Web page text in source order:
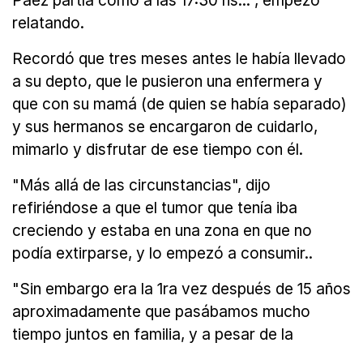
relatando.
Recordó que tres meses antes le había llevado
a su depto, que le pusieron una enfermera y
que con su mamá (de quien se había separado)
y sus hermanos se encargaron de cuidarlo,
mimarlo y disfrutar de ese tiempo con él.
"Más allá de las circunstancias", dijo
refiriéndose a que el tumor que tenía iba
creciendo y estaba en una zona en que no
podía extirparse, y lo empezó a consumir..
"Sin embargo era la 1ra vez después de 15 años
aproximadamente que pasábamos mucho
tiempo juntos en familia, y a pesar de la